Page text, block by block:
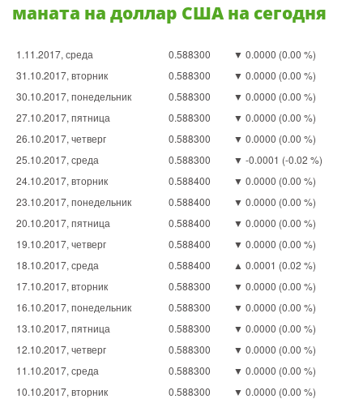
маната на доллар США на сегодня
1.11.2017, среда 0.588300
▼ 0.0000 (0.00 %)
31.10.2017, вторник
0.588300
▼ 0.0000 (0.00 %)
30.10.2017, понедельник
0.588300
▼ 0.0000 (0.00 %)
27.10.2017, пятница
0.588300
▼ 0.0000 (0.00 %)
26.10.2017, четверг
0.588300
▼ 0.0000 (0.00 %)
25.10.2017, среда
0.588300
▼ -0.0001 (-0.02 %)
24.10.2017, вторник
0.588400
▼ 0.0000 (0.00 %)
23.10.2017, понедельник
0.588400
▼ 0.0000 (0.00 %)
20.10.2017, пятница
0.588400
▼ 0.0000 (0.00 %)
19.10.2017, четверг
0.588400
▼ 0.0000 (0.00 %)
18.10.2017, среда
0.588400
▲ 0.0001 (0.02 %)
17.10.2017, вторник
0.588300
▼ 0.0000 (0.00 %)
16.10.2017, понедельник
0.588300
▼ 0.0000 (0.00 %)
13.10.2017, пятница
0.588300
▼ 0.0000 (0.00 %)
12.10.2017, четверг
0.588300
▼ 0.0000 (0.00 %)
11.10.2017, среда
0.588300
▼ 0.0000 (0.00 %)
10.10.2017, вторник
0.588300
▼ 0.0000 (0.00 %)